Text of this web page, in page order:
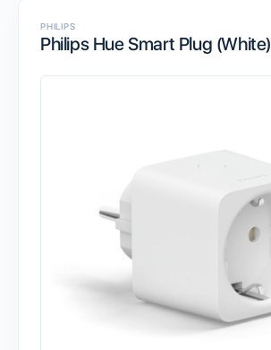
PHILIPS
Philips Hue Smart Plug (White)